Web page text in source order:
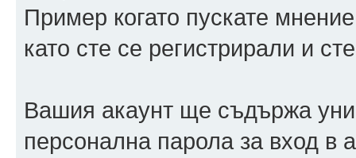
Пример когато пускате
като сте се регистрирали и
Вашия акаунт ще съдържа
персонална парола за вход в